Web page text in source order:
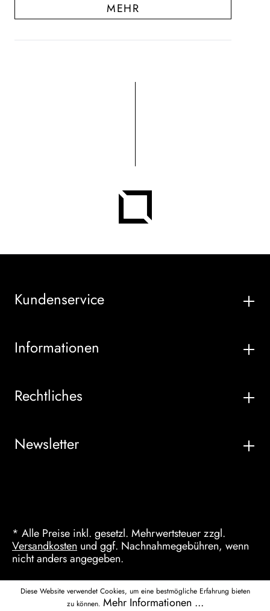
MEHR
Kundenservice
Informationen
Rechtliches
Newsletter
* Alle Preise inkl. gesetzl. Mehrwertsteuer zzgl.
Versandkosten und ggf. Nachnahmegebühren, wenn
nicht anders angegeben.
Diese Website verwendet Cookies, um eine bestmögliche Erfahrung bieten
zu können. Mehr Informationen ...